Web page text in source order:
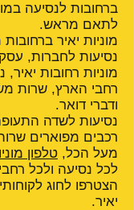
ברחובות לנסיעה
לתאם מראש.
מוניות יאיר
נסיעות לחברות,
מוניות רחובות
רחבי הארץ, שרות
ודברי דואר.
נסיעות לשדה
רכבים מפוארים
מעל הכל, טלפון
לכל נסיעה ולכל
הצטרפו לחוג
יאיר.